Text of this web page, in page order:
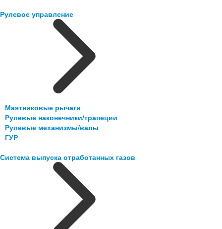
Рулевое управление
Маятниковые рычаги
Рулевые наконечники/трапеции
Рулевые механизмы/валы
ГУР
Система выпуска отработанных газов